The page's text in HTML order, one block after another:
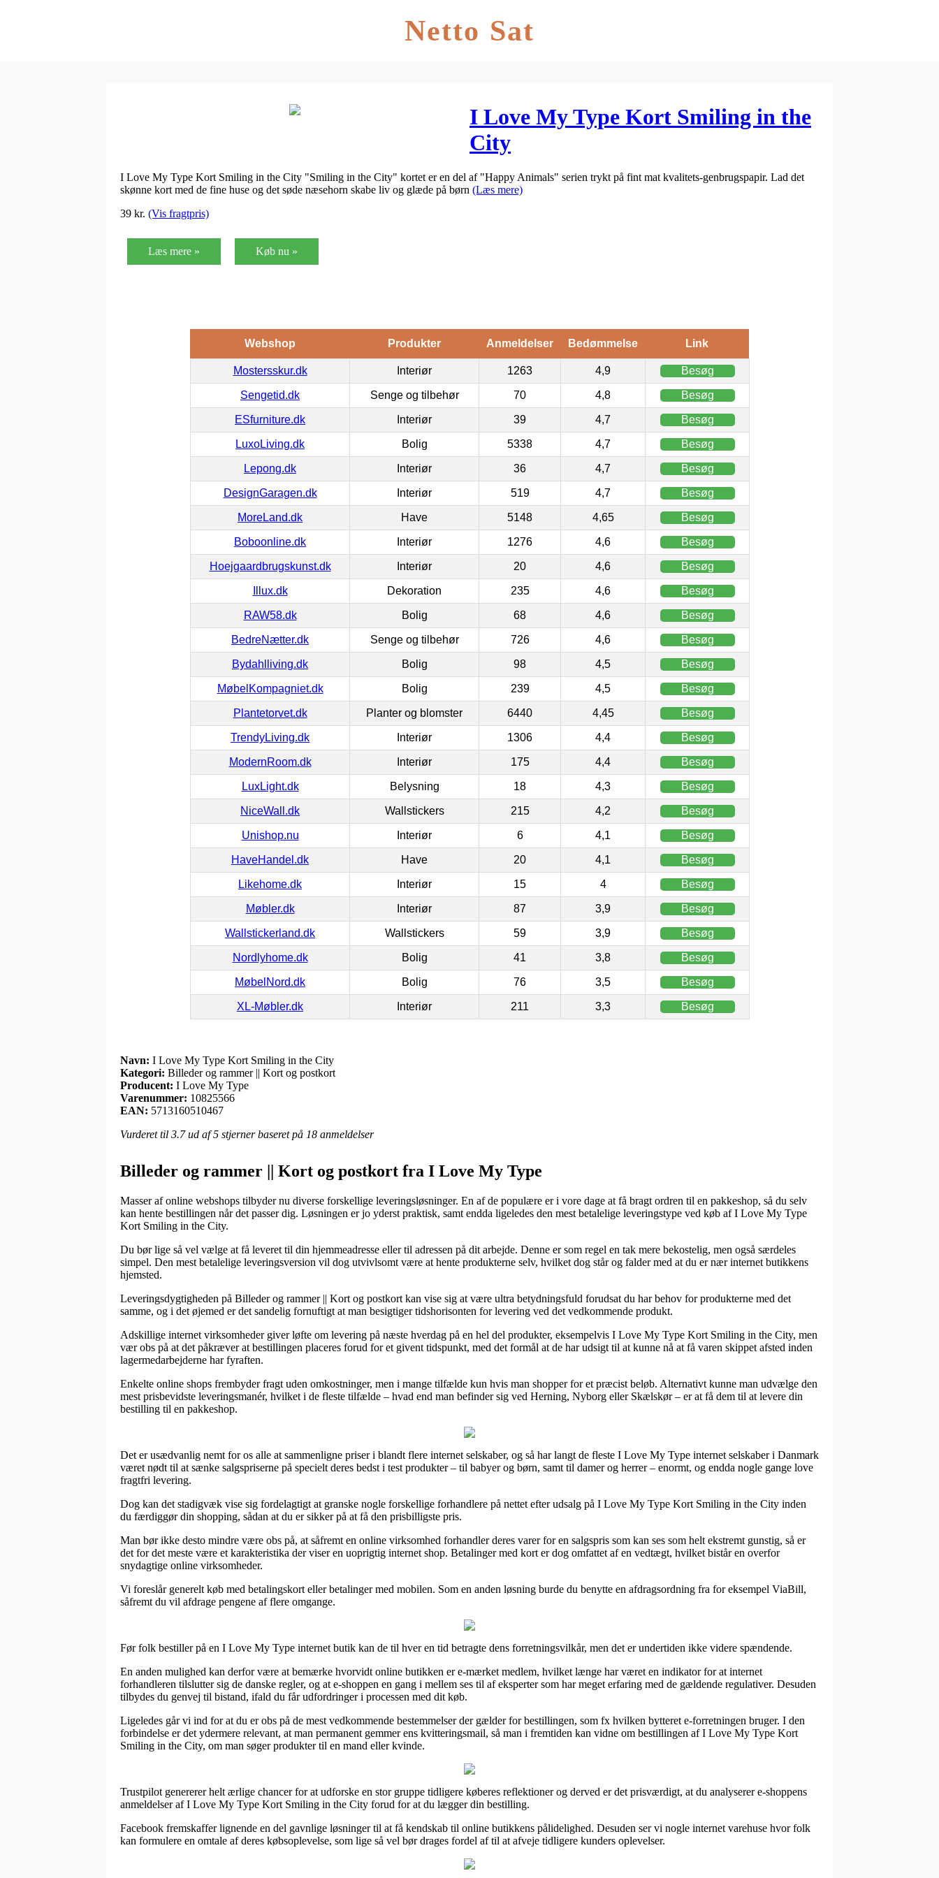
Netto Sat
I Love My Type Kort Smiling in the
City
I Love My Type Kort Smiling in the City "Smiling in the City" kortet er en del af "Happy Animals" serien trykt på fint mat kvalitets-genbrugspapir. Lad det
skønne kort med de fine huse og det søde næsehorn skabe liv og glæde på børn (Læs mere)
39 kr. (Vis fragtpris)
Læs mere » Køb nu »
Webshop Produkter Anmeldelser Bedømmelse Link
Mostersskur.dk Interiør 1263 4,9 Besøg
Sengetid.dk Senge og tilbehør 70 4,8 Besøg
ESfurniture.dk Interiør 39 4,7 Besøg
LuxoLiving.dk Bolig 5338 4,7 Besøg
Lepong.dk Interiør 36 4,7 Besøg
DesignGaragen.dk Interiør 519 4,7 Besøg
MoreLand.dk Have 5148 4,65 Besøg
Boboonline.dk Interiør 1276 4,6 Besøg
Hoejgaardbrugskunst.dk Interiør 20 4,6 Besøg
Illux.dk Dekoration 235 4,6 Besøg
RAW58.dk Bolig 68 4,6 Besøg
BedreNætter.dk Senge og tilbehør 726 4,6 Besøg
Bydahlliving.dk Bolig 98 4,5 Besøg
MøbelKompagniet.dk Bolig 239 4,5 Besøg
Plantetorvet.dk Planter og blomster 6440 4,45 Besøg
TrendyLiving.dk Interiør 1306 4,4 Besøg
ModernRoom.dk Interiør 175 4,4 Besøg
LuxLight.dk Belysning 18 4,3 Besøg
NiceWall.dk Wallstickers 215 4,2 Besøg
Unishop.nu Interiør 6 4,1 Besøg
HaveHandel.dk Have 20 4,1 Besøg
Likehome.dk Interiør 15 4 Besøg
Møbler.dk Interiør 87 3,9 Besøg
Wallstickerland.dk Wallstickers 59 3,9 Besøg
Nordlyhome.dk Bolig 41 3,8 Besøg
MøbelNord.dk Bolig 76 3,5 Besøg
XL-Møbler.dk Interiør 211 3,3 Besøg
Navn: I Love My Type Kort Smiling in the City
Kategori: Billeder og rammer || Kort og postkort
Producent: I Love My Type
Varenummer: 10825566
EAN: 5713160510467
Vurderet til 3.7ud af 5 stjerner baseret på 18 anmeldelser
Billeder og rammer || Kort og postkort fra I Love My Type
Masser af online webshops tilbyder nu diverse forskellige leveringsløsninger. En af de populære er i vore dage at få bragt ordren til en pakkeshop, så du selv
kan hente bestillingen når det passer dig. Løsningen er jo yderst praktisk, samt endda ligeledes den mest betalelige leveringstype ved køb af I Love My Type
Kort Smiling in the City.
Du bør lige så vel vælge at få leveret til din hjemmeadresse eller til adressen på dit arbejde. Denne er som regel en tak mere bekostelig, men også særdeles
simpel. Den mest betalelige leveringsversion vil dog utvivlsomt være at hente produkterne selv, hvilket dog står og falder med at du er nær internet butikkens
hjemsted.
Leveringsdygtigheden på Billeder og rammer || Kort og postkort kan vise sig at være ultra betydningsfuld forudsat du har behov for produkterne med det
samme, og i det øjemed er det sandelig fornuftigt at man besigtiger tidshorisonten for levering ved det vedkommende produkt.
Adskillige internet virksomheder giver løfte om levering på næste hverdag på en hel del produkter, eksempelvis I Love My Type Kort Smiling in the City, men
vær obs på at det påkræver at bestillingen placeres forud for et givent tidspunkt, med det formål at de har udsigt til at kunne nå at få varen skippet afsted inden
lagermedarbejderne har fyraften.
Enkelte online shops frembyder fragt uden omkostninger, men i mange tilfælde kun hvis man shopper for et præcist beløb. Alternativt kunne man udvælge den
mest prisbevidste leveringsmanér, hvilket i de fleste tilfælde – hvad end man befinder sig ved Herning, Nyborg eller Skælskør – er at få dem til at levere din
bestilling til en pakkeshop.
Det er usædvanlig nemt for os alle at sammenligne priser i blandt flere internet selskaber, og så har langt de fleste I Love My Type internet selskaber i Danmark
været nødt til at sænke salgspriserne på specielt deres bedst i test produkter – til babyer og børn, samt til damer og herrer – enormt, og endda nogle gange love
fragtfri levering.
Dog kan det stadigvæk vise sig fordelagtigt at granske nogle forskellige forhandlere på nettet efter udsalg på I Love My Type Kort Smiling in the City inden
du færdiggør din shopping, sådan at du er sikker på at få den prisbilligste pris.
Man bør ikke desto mindre være obs på, at såfremt en online virksomhed forhandler deres varer for en salgspris som kan ses som helt ekstremt gunstig, så er
det for det meste være et karakteristika der viser en uoprigtig internet shop. Betalinger med kort er dog omfattet af en vedtægt, hvilket bistår en overfor
snydagtige online virksomheder.
Vi foreslår generelt køb med betalingskort eller betalinger med mobilen. Som en anden løsning burde du benytte en afdragsordning fra for eksempel ViaBill,
såfremt du vil afdrage pengene af flere omgange.
Før folk bestiller på en I Love My Type internet butik kan de til hver en tid betragte dens forretningsvilkår, men det er undertiden ikke videre spændende.
En anden mulighed kan derfor være at bemærke hvorvidt online butikken er e-mærket medlem, hvilket længe har været en indikator for at internet
forhandleren tilslutter sig de danske regler, og at e-shoppen en gang i mellem ses til af eksperter som har meget erfaring med de gældende regulativer. Desuden
tilbydes du genvej til bistand, ifald du får udfordringer i processen med dit køb.
Ligeledes går vi ind for at du er obs på de mest vedkommende bestemmelser der gælder for bestillingen, som fx hvilken bytteret e-forretningen bruger. I den
forbindelse er det ydermere relevant, at man permanent gemmer ens kvitteringsmail, så man i fremtiden kan vidne om bestillingen af I Love My Type Kort
Smiling in the City, om man søger produkter til en mand eller kvinde.
Trustpilot genererer helt ærlige chancer for at udforske en stor gruppe tidligere køberes reflektioner og derved er det prisværdigt, at du analyserer e-shoppens
anmeldelser af I Love My Type Kort Smiling in the City forud for at du lægger din bestilling.
Facebook fremskaffer lignende en del gavnlige løsninger til at få kendskab til online butikkens pålidelighed. Desuden ser vi nogle internet varehuse hvor folk
kan formulere en omtale af deres købsoplevelse, som lige så vel bør drages fordel af til at afveje tidligere kunders oplevelser.